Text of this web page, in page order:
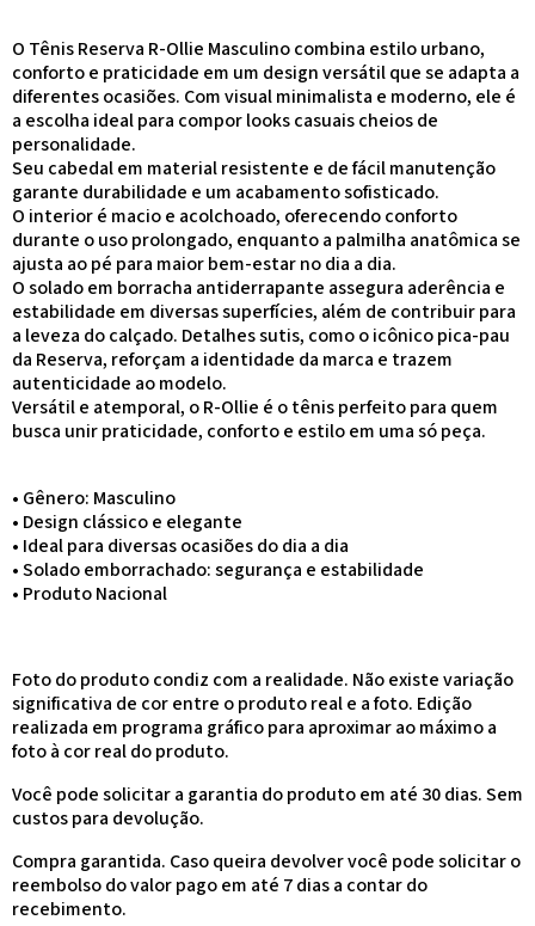
O Tênis Reserva R-Ollie Masculino combina estilo urbano,
conforto e praticidade em um design versátil que se adapta a
diferentes ocasiões. Com visual minimalista e moderno, ele é
a escolha ideal para compor looks casuais cheios de
personalidade.
Seu cabedal em material resistente e de fácil manutenção
garante durabilidade e um acabamento sofisticado.
O interior é macio e acolchoado, oferecendo conforto
durante o uso prolongado, enquanto a palmilha anatômica se
ajusta ao pé para maior bem-estar no dia a dia.
O solado em borracha antiderrapante assegura aderência e
estabilidade em diversas superfícies, além de contribuir para
a leveza do calçado. Detalhes sutis, como o icônico pica-pau
da Reserva, reforçam a identidade da marca e trazem
autenticidade ao modelo.
Versátil e atemporal, o R-Ollie é o tênis perfeito para quem
busca unir praticidade, conforto e estilo em uma só peça.
• Gênero: Masculino
• Design clássico e elegante
• Ideal para diversas ocasiões do dia a dia
• Solado emborrachado: segurança e estabilidade
• Produto Nacional
Foto do produto condiz com a realidade. Não existe variação
significativa de cor entre o produto real e a foto. Edição
realizada em programa gráfico para aproximar ao máximo a
foto à cor real do produto.
Você pode solicitar a garantia do produto em até 30 dias. Sem
custos para devolução.
Compra garantida. Caso queira devolver você pode solicitar o
reembolso do valor pago em até 7 dias a contar do
recebimento.